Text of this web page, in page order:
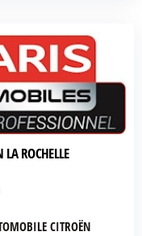
LA ROCHELLE
CITROËN